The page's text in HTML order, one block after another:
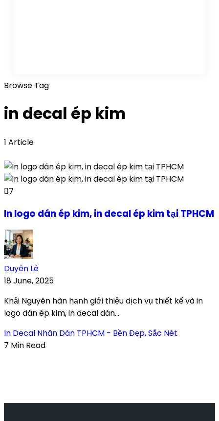
Browse Tag
in decal ép kim
1 Article
7
In logo dán ép kim, in decal ép kim tại TPHCM
Duyên Lê
18 June, 2025
Khải Nguyên hân hạnh giới thiệu dịch vụ thiết kế và in
logo dán ép kim, in decal dán...
In Decal Nhãn Dán TPHCM - Bền Đẹp, Sắc Nét
7 Min Read